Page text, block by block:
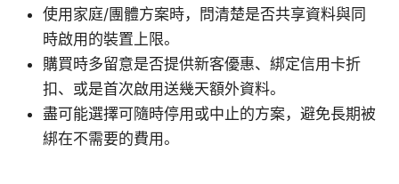
使用家庭/團體方案時，問清楚是否共享資料與同
時啟用的裝置上限。
購買時多留意是否提供新客優惠、綁定信用卡折
扣、或是首次啟用送幾天額外資料。
盡可能選擇可隨時停用或中止的方案，避免長期被
綁在不需要的費用。